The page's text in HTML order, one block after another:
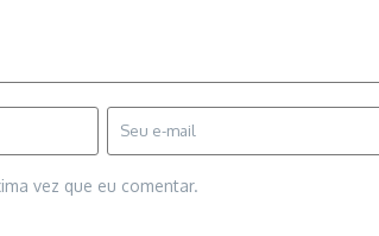
vez que eu comentar.